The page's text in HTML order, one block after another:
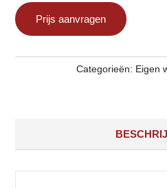
Categorieën: Eigen